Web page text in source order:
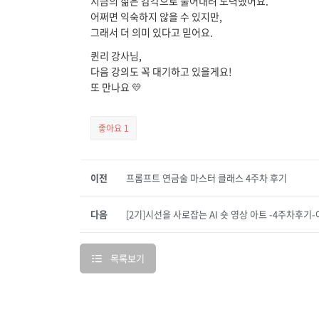
어쩌면 익숙하지 않을 수 있지만,
그래서 더 의미 있다고 믿어요.
퀸리 강사님,
다음 강의도 꼭 대기하고 있을게요!
또 만나요 💛
좋아요 1
이전 프롬프트 연금술 마스터 클래스 4주차 후기
[2기]시선을 사로잡는 AI 숏 영상 아트 -4주차후기-
다음
목록보기